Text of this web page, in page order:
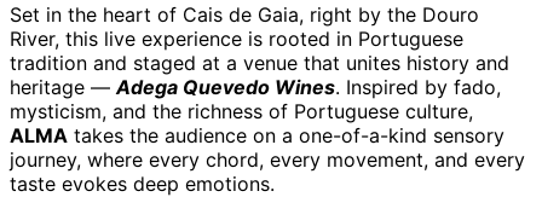
Set in the heart of Cais de Gaia, right by the Douro
River, this live experience is rooted in Portuguese
tradition and staged at a venue that unites history and
heritage — Adega Quevedo Wines. Inspired by fado,
mysticism, and the richness of Portuguese culture,
ALMA takes the audience on a one-of-a-kind sensory
journey, where every chord, every movement, and every
taste evokes deep emotions.